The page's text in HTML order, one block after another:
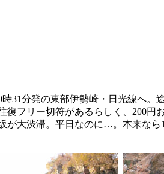
31分発の東部伊勢崎・日光線へ
フリー切符があるらしく、200
大渋滞。平日なのに…。本来な